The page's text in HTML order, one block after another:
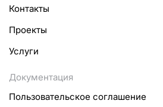
Контакты
Проекты
Услуги
Документация
Пользовательское соглашение